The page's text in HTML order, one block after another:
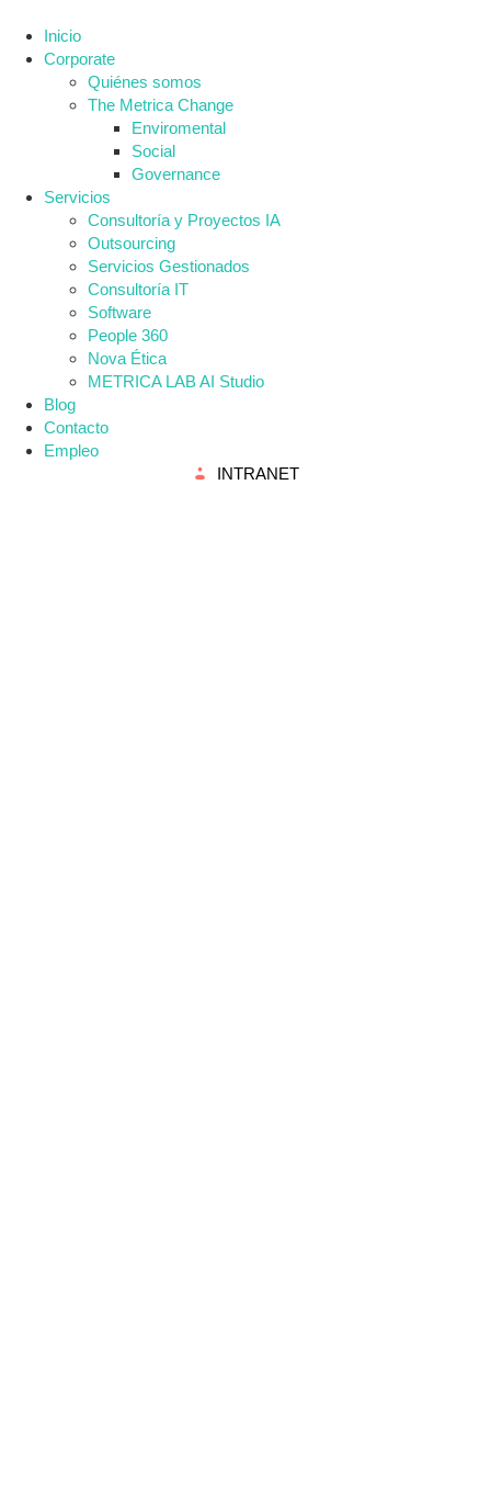
Inicio
Corporate
Quiénes somos
The Metrica Change
Enviromental
Social
Governance
Servicios
Consultoría y Proyectos IA
Outsourcing
Servicios Gestionados
Consultoría IT
Software
People 360
Nova Ética
METRICA LAB AI Studio
Blog
Contacto
Empleo
INTRANET